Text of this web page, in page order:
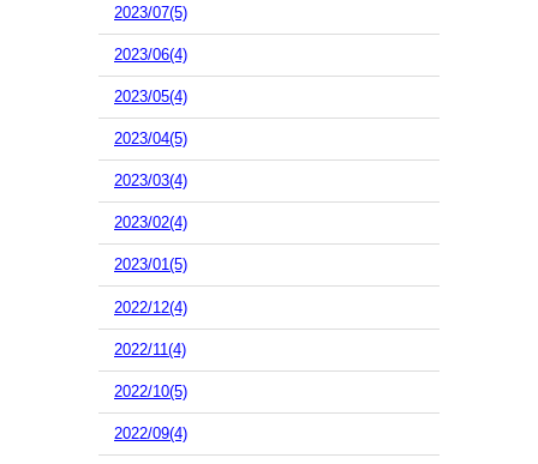
2023/07(5)
2023/06(4)
2023/05(4)
2023/04(5)
2023/03(4)
2023/02(4)
2023/01(5)
2022/12(4)
2022/11(4)
2022/10(5)
2022/09(4)